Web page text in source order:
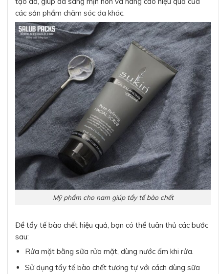
các sản phẩm chăm sóc da khác.
Mỹ phẩm cho nam giúp tẩy tế bào chết
Để tẩy tế bào chết hiệu quả, bạn có thể tuân thủ các bước
sau:
Rửa mặt bằng sữa rửa mặt, dùng nước ấm khi rửa.
Sử dụng tẩy tế bào chết tương tự với cách dùng sữa